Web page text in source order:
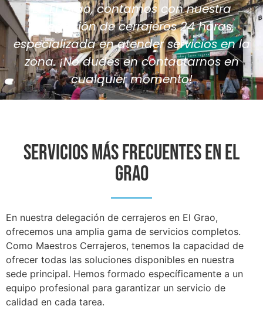
En El Grao, contamos con nuestra
delegación de cerrajeros 24 horas,
especializada en atender servicios en la
zona. ¡No dudes en contactarnos en
cualquier momento!
SERVICIOS MÁS FRECUENTES EN EL
GRAO
En nuestra delegación de cerrajeros en El Grao,
ofrecemos una amplia gama de servicios completos.
Como Maestros Cerrajeros, tenemos la capacidad de
ofrecer todas las soluciones disponibles en nuestra
sede principal. Hemos formado específicamente a un
equipo profesional para garantizar un servicio de
calidad en cada tarea.